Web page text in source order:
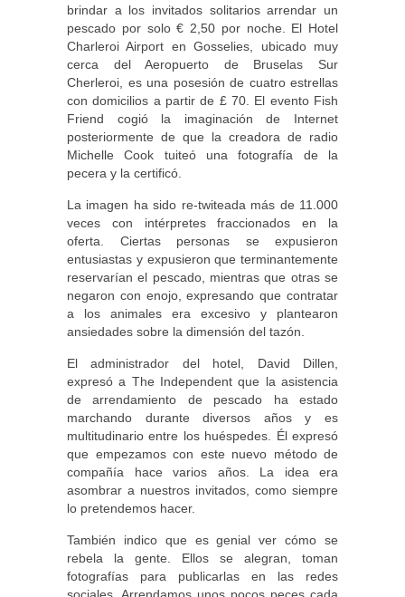
brindar a los invitados solitarios arrendar un
pescado por solo € 2,50 por noche. El Hotel
Charleroi Airport en Gosselies, ubicado muy
cerca del Aeropuerto de Bruselas Sur
Cherleroi, es una posesión de cuatro estrellas
con domicilios a partir de £ 70. El evento Fish
Friend cogió la imaginación de Internet
posteriormente de que la creadora de radio
Michelle Cook tuiteó una fotografía de la
pecera y la certificó.
La imagen ha sido re-twiteada más de 11.000
veces con intérpretes fraccionados en la
oferta. Ciertas personas se expusieron
entusiastas y expusieron que terminantemente
reservarían el pescado, mientras que otras se
negaron con enojo, expresando que contratar
a los animales era excesivo y plantearon
ansiedades sobre la dimensión del tazón.
El administrador del hotel, David Dillen,
expresó a The Independent que la asistencia
de arrendamiento de pescado ha estado
marchando durante diversos años y es
multitudinario entre los huéspedes. Él expresó
que empezamos con este nuevo método de
compañía hace varios años. La idea era
asombrar a nuestros invitados, como siempre
lo pretendemos hacer.
También indico que es genial ver cómo se
rebela la gente. Ellos se alegran, toman
fotografías para publicarlas en las redes
sociales. Arrendamos unos pocos peces cada